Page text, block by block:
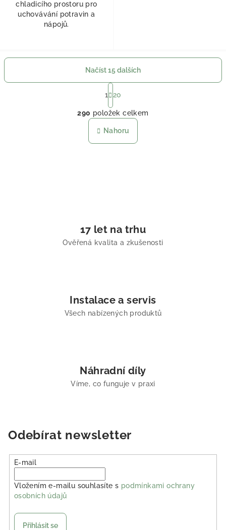
chladicího prostoru pro
uchovávání potravin a
nápojů.
Ovládací prvky výpisu
Načíst 15 dalších
Stránkování
1 20
290 položek celkem
Nahoru
17 let na trhu
Ověřená kvalita a zkušenosti
Instalace a servis
Všech nabízených produktů
Náhradní díly
Víme, co funguje v praxi
Odebírat newsletter
E-mail
Vložením e-mailu souhlasíte s podmínkami ochrany
osobních údajů
Přihlásit se